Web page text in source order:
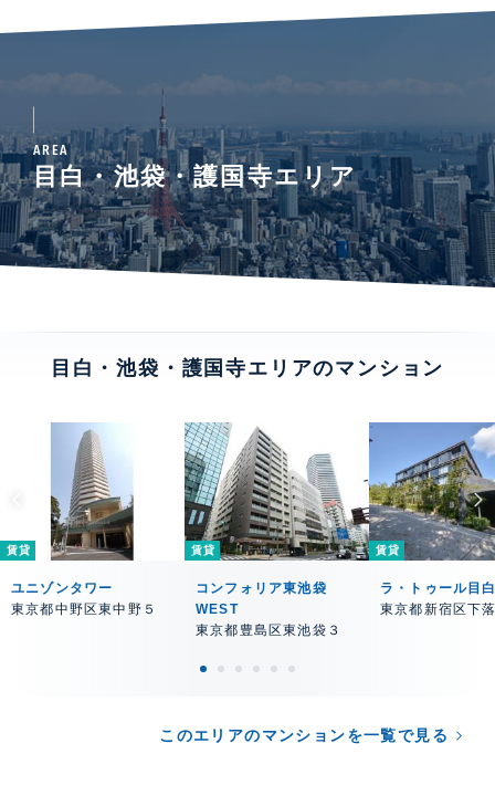
AREA
目白・池袋・護国寺エリア
目白・池袋・護国寺エリアのマンション
賃貸
ユニゾンタワー
東京都中野区東中野５
賃貸
コンフォリア東池袋
WEST
東京都豊島区東池袋３
賃貸
ラ・トゥール目
東京都新宿区下
このエリアのマンションを一覧で見る